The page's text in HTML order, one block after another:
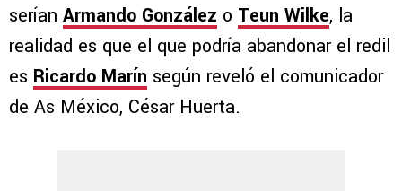
serían Armando González o Teun Wilke, la
realidad es que el que podría abandonar el redil
es Ricardo Marín según reveló el comunicador
de As México, César Huerta.